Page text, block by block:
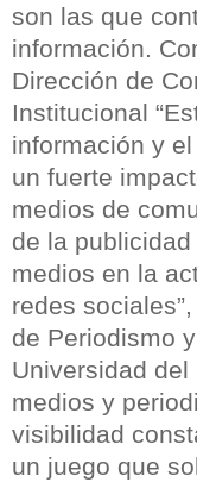
son las que
información.
Dirección de
Institucional
información y
un fuerte
medios de
de la
medios en la
redes
de Periodismo
Universidad
medios y
visibilidad
un juego que